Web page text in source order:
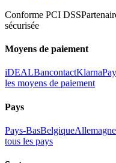
Conforme PCI DSS
sécurisée
Moyens de paiement
iDEALBancontactKlarna
les moyens de paiement
Pays
Pays-BasBelgiqueAllemagne
tous les pays